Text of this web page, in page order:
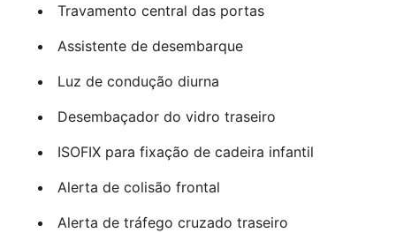
Travamento central das portas
Assistente de desembarque
Luz de condução diurna
Desembaçador do vidro traseiro
ISOFIX para fixação de cadeira infantil
Alerta de colisão frontal
Alerta de tráfego cruzado traseiro